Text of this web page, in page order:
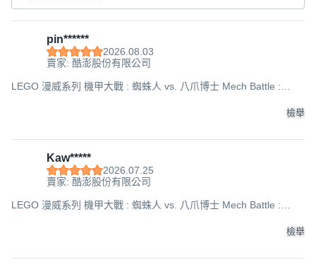
pin******
2026.08.03
賣家: 酷澎股份有限公司
LEGO 漫威系列 機甲大戰 : 蜘蛛人 vs. 八爪博士 Mech Battle :
檢舉
Kaw*****
2026.07.25
賣家: 酷澎股份有限公司
LEGO 漫威系列 機甲大戰 : 蜘蛛人 vs. 八爪博士 Mech Battle :
檢舉